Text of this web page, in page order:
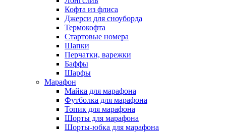
Кофта из флиса
Джерси для сноуборда
Термокофта
Стартовые номера
Шапки
Перчатки, варежки
Баффы
Шарфы
Марафон
Майка для марафона
Футболка для марафона
Топик для марафона
Шорты для марафона
Шорты-юбка для марафона